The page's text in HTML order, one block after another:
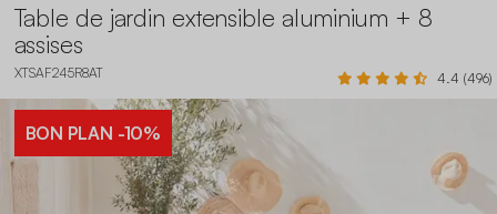
Table de jardin extensible aluminium + 8
assises
XTSAF245R8AT 4.4 (496)
BON PLAN -10%